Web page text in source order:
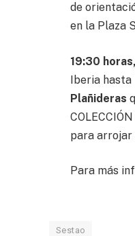
de
en la Plaza
19:30
Iberia hasta
Plañideras
para arrojar
Para más
Sestao